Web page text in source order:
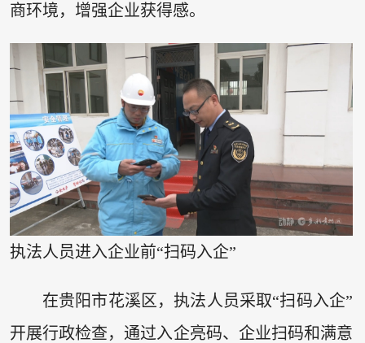
商环境，增强企业获得感。
执法人员进入企业前“扫码入企”
在贵阳市花溪区，执法人员采取“扫码入企”
开展行政检查，通过入企亮码、企业扫码和满意